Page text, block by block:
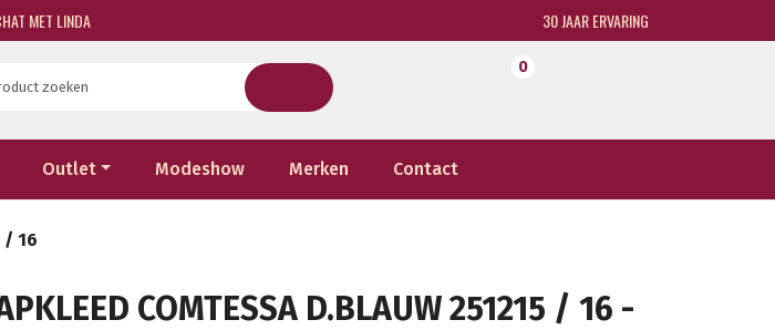
MET LINDA 30 JAAR ERVARING
0
Outlet Modeshow Merken Contact
/ 16
COMTESSA D.BLAUW 251215 / 16 -